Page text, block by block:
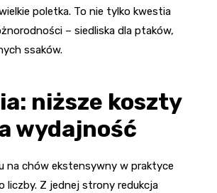
poletka. To nie tylko kwestia
– siedliska dla ptaków,
ssaków.
niższe koszty
wydajność
na chów ekstensywny w praktyce
liczby. Z jednej strony redukcja